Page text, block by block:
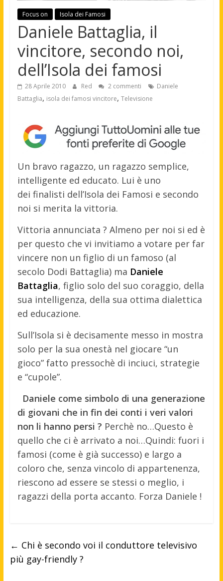
Focus on Isola dei Famosi
Daniele Battaglia, il
vincitore, secondo noi,
dell’Isola dei famosi
28 Aprile 2010 Red 2 commenti
Daniele
Battaglia, isola dei famosi vincitore, Televisione
Un bravo ragazzo, un ragazzo semplice,
intelligente ed educato. Lui è uno
dei finalisti dell’Isola dei Famosi e secondo
noi si merita la vittoria.
Vittoria annunciata ? Almeno per noi si ed è
per questo che vi invitiamo a votare per far
vincere non un figlio di un famoso (al
secolo Dodi Battaglia) ma Daniele
Battaglia, figlio solo del suo coraggio, della
sua intelligenza, della sua ottima dialettica
ed educazione.
Sull’Isola si è decisamente messo in mostra
solo per la sua onestà nel giocare “un
gioco” fatto pressochè di inciuci, strategie
e “cupole”.
Daniele come simbolo di una generazione
di giovani che in fin dei conti i veri valori
non li hanno persi ? Perchè no…Questo è
quello che ci è arrivato a noi…Quindi: fuori i
famosi (come è già successo) e largo a
coloro che, senza vincolo di appartenenza,
riescono ad essere se stessi o meglio, i
ragazzi della porta accanto. Forza Daniele !
← Chi è secondo voi il conduttore televisivo
più gay-friendly ?